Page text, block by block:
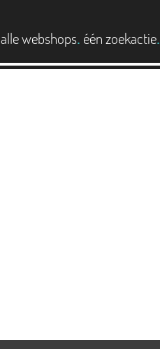
alle webshops. één zoekactie.